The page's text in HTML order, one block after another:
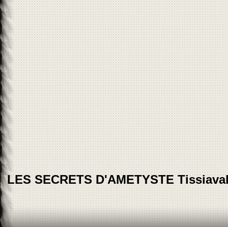
LES SECRETS D'AMETYSTE